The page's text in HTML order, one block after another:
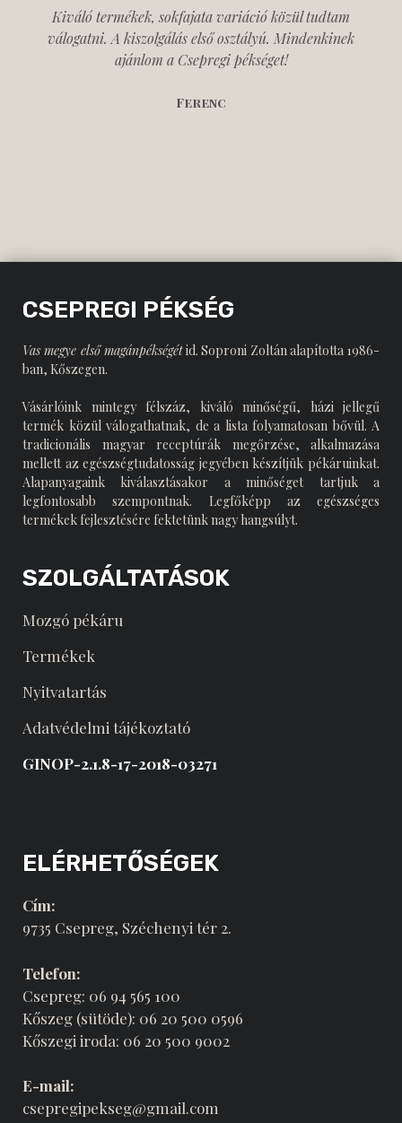
Kiváló termékek, sokfajata variáció közül tudtam
válogatni. A kiszolgálás első osztályú. Mindenkinek
ajánlom a Csepregi pékséget!
Ferenc
CSEPREGI PÉKSÉG
Vas megye első magánpékségétid. Soproni Zoltán alapította 1986-
ban, Kőszegen.
Vásárlóink mintegy félszáz, kiváló minőségű, házi jellegű
termék közül válogathatnak, de a lista folyamatosan bővül. A
tradicionális magyar receptúrák megőrzése, alkalmazása
mellett az egészségtudatosság jegyében készítjük pékáruinkat.
Alapanyagaink kiválasztásakor a minőséget tartjuk a
legfontosabb szempontnak. Legfőképp az egészséges
termékek fejlesztésére fektetünk nagy hangsúlyt.
SZOLGÁLTATÁSOK
Mozgó pékáru
Termékek
Nyitvatartás
Adatvédelmi tájékoztató
GINOP-2.1.8-17-2018-03271
ELÉRHETŐSÉGEK
Cím:
9735 Csepreg, Széchenyi tér 2.
Telefon:
Csepreg: 06 94 565 100
Kőszeg (sütöde): 06 20 500 0596
Kőszegi iroda: 06 20 500 9002
E-mail:
csepregipekseg@gmail.com